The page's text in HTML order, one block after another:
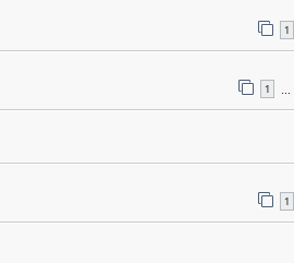
1
1
1